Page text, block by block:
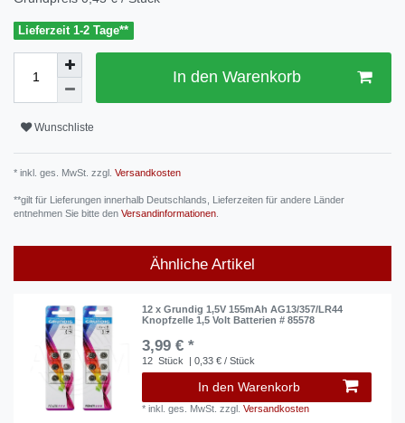
Lieferzeit 1-2 Tage**
In den Warenkorb
Wunschliste
* inkl. ges. MwSt. zzgl. Versandkosten
**gilt für Lieferungen innerhalb Deutschlands, Lieferzeiten für andere Länder
entnehmen Sie bitte den Versandinformationen
Ähnliche Artikel
12 x Grundig 1,5V 155mAh AG13/357/LR44
Knopfzelle 1,5 Volt Batterien # 85578
3,99 € *
12 Stück | 0,33 € / Stück
In den Warenkorb
*inkl. ges. MwSt. zzgl.Versandkosten